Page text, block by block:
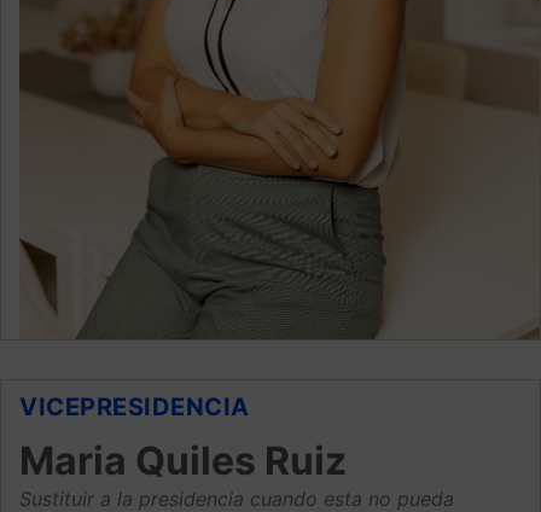
VICEPRESIDENCIA
Maria Quiles Ruiz
Sustituir a la presidencia cuando esta no pueda